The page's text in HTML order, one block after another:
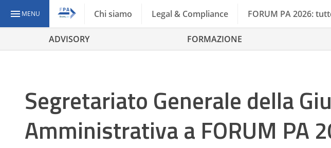
MENU Chi siamo Legal & Compliance FORUM PA 2026:
ADVISORY FORMAZIONE
Segretariato Generale della
Amministrativa a FORUM PA